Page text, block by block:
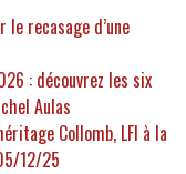
le recasage d’une
: découvrez les six
Aulas
Collomb, LFI à la
12/25